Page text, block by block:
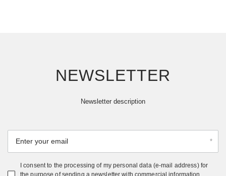
NEWSLETTER
Newsletter description
Enter your email
I consent to the processing of my personal data (e-mail address) for
the purpose of sending a newsletter with commercial information